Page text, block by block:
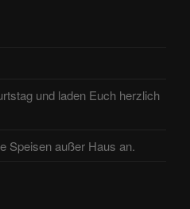
und laden Euch herzlich
Speisen außer Haus an.